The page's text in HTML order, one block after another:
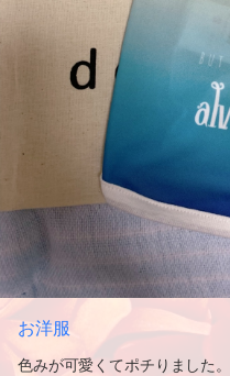
お洋服
色みが可愛くてポチりました。